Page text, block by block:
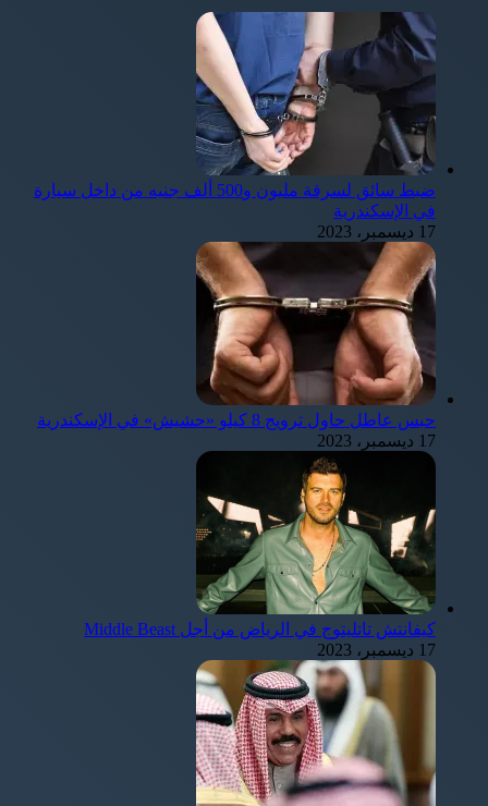
ضبط سائق لسرقة مليون و500 ألف جنيه من داخل سيارة
في الإسكندرية
17 ديسمبر، 2023
حبس عاطل حاول ترويج 8 كيلو «حشيش» في الإسكندرية
17 ديسمبر، 2023
كيفانتش تاتليتوج في الرياض من أجل Middle Beast
17 ديسمبر، 2023